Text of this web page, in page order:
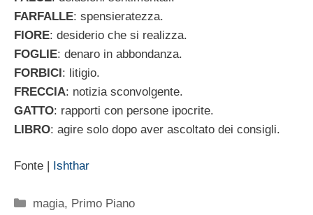
FARFALLE: spensieratezza.
FIORE: desiderio che si realizza.
FOGLIE: denaro in abbondanza.
FORBICI: litigio.
FRECCIA: notizia sconvolgente.
GATTO: rapporti con persone ipocrite.
LIBRO: agire solo dopo aver ascoltato dei consigli.
Fonte | Ishthar
Categorie
magia, Primo Piano